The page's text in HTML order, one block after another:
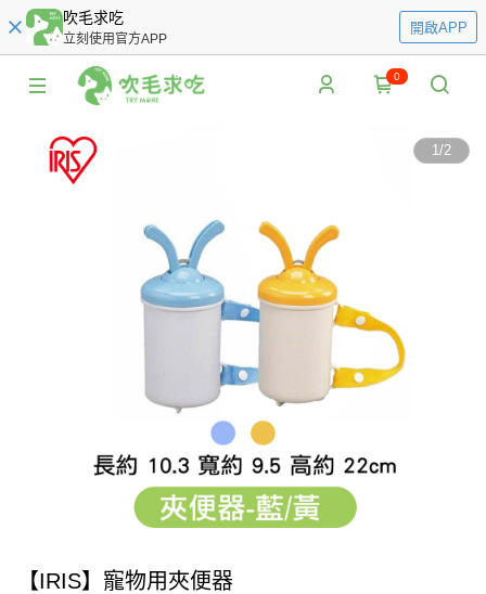
吹毛求吃
立刻使用官方APP
開啟APP
0
1/2
【IRIS】寵物用夾便器